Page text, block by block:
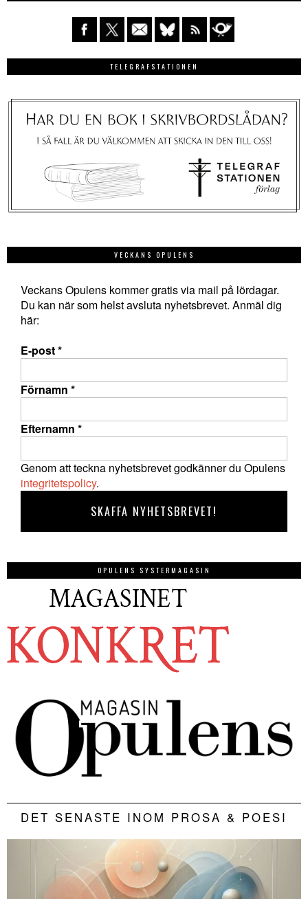
TELEGRAFSTATIONEN
VECKANS OPULENS
Veckans Opulens kommer gratis via mail på lördagar.
Du kan när som helst avsluta nyhetsbrevet. Anmäl dig
här:
E-post*
Förnamn *
Efternamn *
Genom att teckna nyhetsbrevet godkänner du Opulens
integritetspolicy.
OPULENS SYSTERMAGASIN
DET SENASTE INOM PROSA & POESI